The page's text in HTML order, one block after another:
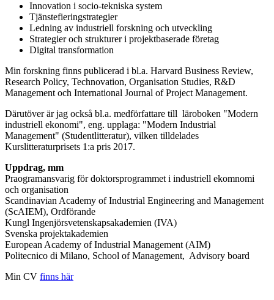
Innovation i socio-tekniska system
Tjänstefieringstrategier
Ledning av industriell forskning och utveckling
Strategier och strukturer i projektbaserade företag
Digital transformation
Min forskning finns publicerad i bl.a. Harvard Business Review,
Research Policy, Technovation, Organisation Studies, R&D
Management och International Journal of Project Management.
Därutöver är jag också bl.a. medförfattare till läroboken "Modern
industriell ekonomi", eng. upplaga: "Modern Industrial
Management" (Studentlitteratur), vilken tilldelades
Kurslitteraturprisets 1:a pris 2017.
Uppdrag, mm
Praogramansvarig för doktorsprogrammet i industriell ekomnomi
och organisation
Scandinavian Academy of Industrial Engineering and Management
(ScAIEM), Ordförande
Kungl Ingenjörsvetenskapsakademien (IVA)
Svenska projektakademien
European Academy of Industrial Management (AIM)
Politecnico di Milano, School of Management, Advisory board
Min CV finns här